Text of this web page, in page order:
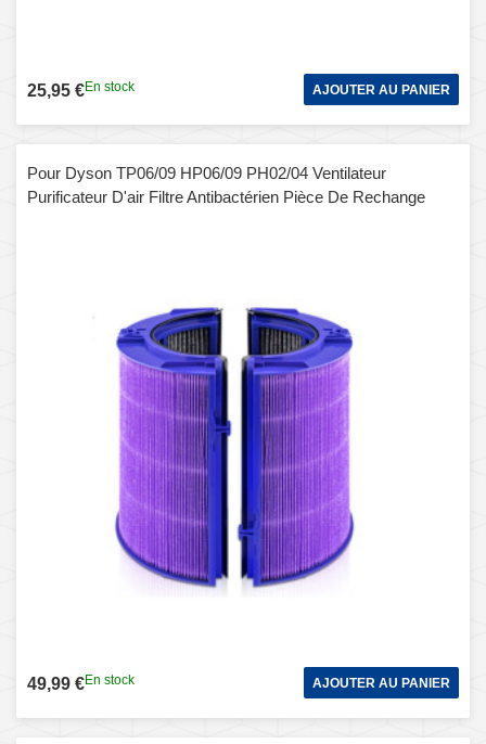
25,95 €En stock AJOUTER AU PANIER
Pour Dyson TP06/09 HP06/09 PH02/04 Ventilateur
Purificateur D'air Filtre Antibactérien Pièce De Rechange
49,99 €En stock AJOUTER AU PANIER